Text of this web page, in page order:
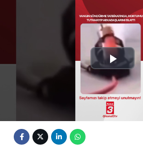
Play
Video